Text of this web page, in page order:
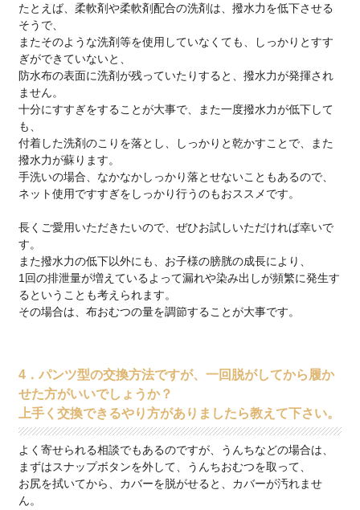
たとえば、柔軟剤や柔軟剤配合の洗剤は、撥水力を低下させる
そうで、
またそのような洗剤等を使用していなくても、しっかりとすす
ぎができていないと、
防水布の表面に洗剤が残っていたりすると、撥水力が発揮され
ません。
十分にすすぎをすることが大事で、また一度撥水力が低下して
も、
付着した洗剤のこりを落とし、しっかりと乾かすことで、また
撥水力が蘇ります。
手洗いの場合、なかなかしっかり落とせないこともあるので、
ネット使用ですすぎをしっかり行うのもおススメです。
長くご愛用いただきたいので、ぜひお試しいただければ幸いで
す。
また撥水力の低下以外にも、お子様の膀胱の成長により、
1回の排泄量が増えているよって漏れや染み出しが頻繁に発生す
るということも考えられます。
その場合は、布おむつの量を調節することが大事です。
4．パンツ型の交換方法ですが、一回脱がしてから履か
せた方がいいでしょうか？
上手く交換できるやり方がありましたら教えて下さい。
よく寄せられる相談でもあるのですが、うんちなどの場合は、
まずはスナップボタンを外して、うんちおむつを取って、
お尻を拭いてから、カバーを脱がせると、カバーが汚れませ
ん。